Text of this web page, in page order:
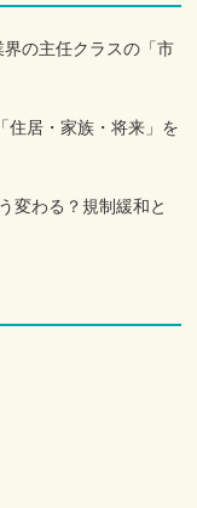
界の主任クラスの「市
住居・家族・将来」を
変わる？規制緩和と